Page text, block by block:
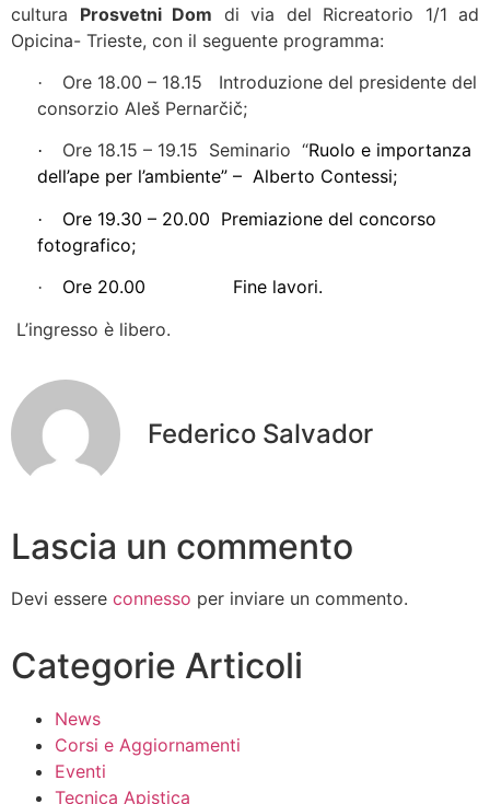
cultura Prosvetni Dom di via del Ricreatorio 1/1 ad
Opicina- Trieste, con il seguente programma:
·
Ore 18.00 – 18.15 Introduzione del presidente del
consorzio Aleš Pernarčič;
· Ore 18.15 – 19.15 Seminario “Ruolo e importanza
dell’ape per l’ambiente” – Alberto Contessi;
·
Ore 19.30 – 20.00 Premiazione del concorso
fotografico;
·
Ore 20.00 Fine lavori.
L’ingresso è libero.
Federico Salvador
Lascia un commento
Devi essere connesso per inviare un commento.
Categorie Articoli
News
Corsi e Aggiornamenti
Eventi
Tecnica Apistica